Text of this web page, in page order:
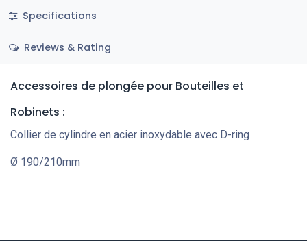
Specifications
Reviews & Rating
Accessoires de plongée pour Bouteilles et
Robinets :
Collier de cylindre en acier inoxydable avec D-ring
Ø 190/210mm